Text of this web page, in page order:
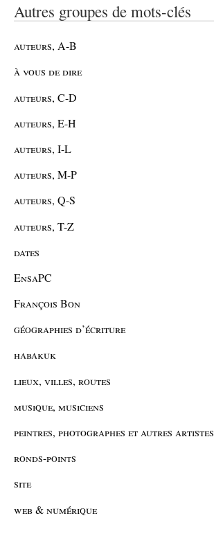
Autres groupes de mots-clés
auteurs, A-B
à vous de dire
auteurs, C-D
auteurs, E-H
auteurs, I-L
auteurs, M-P
auteurs, Q-S
auteurs, T-Z
dates
EnsaPC
François Bon
géographies d’écriture
habakuk
lieux, villes, routes
musique, musiciens
peintres, photographes et autres artistes
ronds-points
site
web & numérique